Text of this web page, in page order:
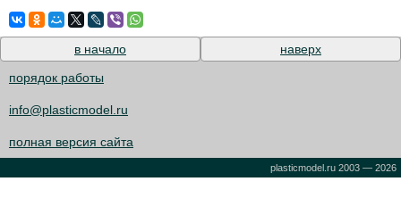
в начало
наверх
порядок работы
info@plasticmodel.ru
полная версия сайта
plasticmodel.ru 2003 — 2026